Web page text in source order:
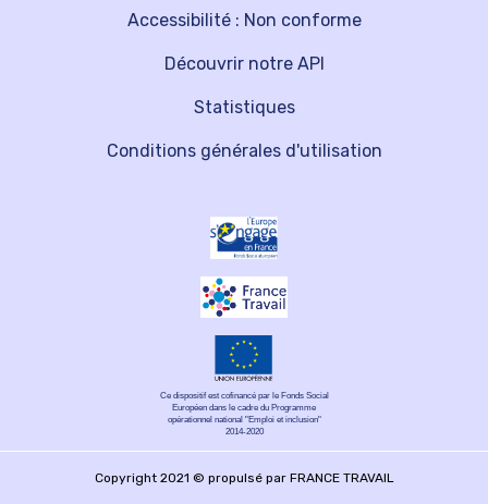
Découvrir notre API
Statistiques
Accessibilité : Non conforme
Conditions générales d'utilisation
Ce dispositif est cofinancé par le Fonds Social
Européen dans le cadre du Programme
opérationnel national "Emploi et inclusion"
2014-2020
Copyright 2021 © propulsé par FRANCE TRAVAIL